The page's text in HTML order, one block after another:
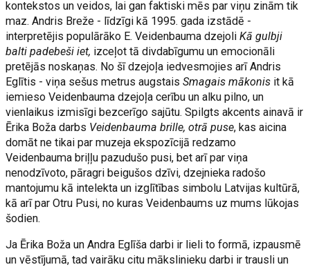
kontekstos un veidos, lai gan faktiski mēs par viņu zinām tik
maz. Andris Breže - līdzīgi kā 1995. gada izstādē -
interpretējis populārāko E. Veidenbauma dzejoliKā gulbji
balti padebeši iet, izceļot tā divdabīgumu un emocionāli
pretējās noskaņas. No šī dzejoļa iedvesmojies arī Andris
Eglītis - viņa sešus metrus augstaisSmagais mākonis it kā
iemieso Veidenbauma dzejoļa cerību un alku pilno, un
vienlaikus izmisīgi bezcerīgo sajūtu. Spilgts akcents ainavā ir
Ērika Boža darbs Veidenbauma brille, otrā puse, kas aicina
domāt ne tikai par muzeja ekspozīcijā redzamo
Veidenbauma briļļu pazudušo pusi, bet arī par viņa
nenodzīvoto, pāragri beigušos dzīvi, dzejnieka radošo
mantojumu kā intelekta un izglītības simbolu Latvijas kultūrā,
kā arī par Otru Pusi, no kuras Veidenbaums uz mums lūkojas
šodien.
Ja Ērika Boža un Andra Eglīša darbi ir lieli to formā, izpausmē
un vēstījumā, tad vairāku citu mākslinieku darbi ir trausli un